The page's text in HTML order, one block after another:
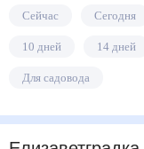
Сейчас Сегодня
10 дней 14 дней
Для садовода